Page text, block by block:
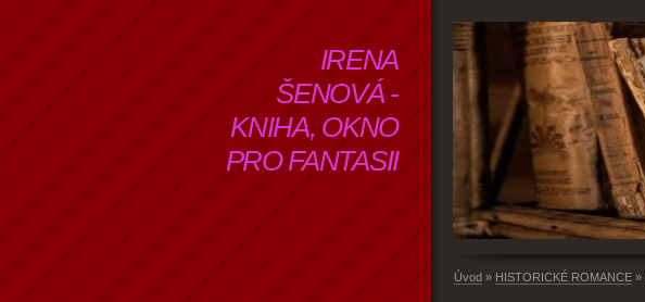
IRENA
ŠENOVÁ -
KNIHA, OKNO
PRO FANTASII
Úvod » HISTORICKÉ ROMANCE »